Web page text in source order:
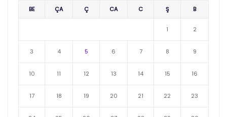
BE ÇA Ç CA C Ş B
1 2
3 4 5 6 7 8 9
10 11 12 13 14 15 16
17 18 19 20 21 22 23